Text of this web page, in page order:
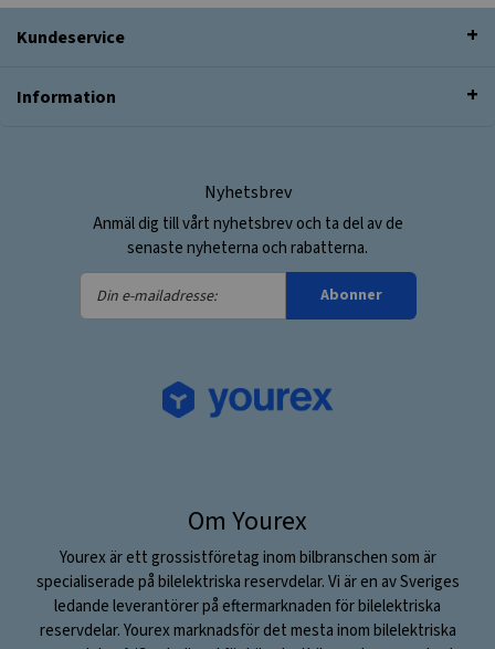
Kundeservice
Information
Nyhetsbrev
Anmäl dig till vårt nyhetsbrev och ta del av de
senaste nyheterna och rabatterna.
Din
e-
Abonner
Om Yourex
Yourex är ett grossistföretag inom bilbranschen som är
specialiserade på bilelektriska reservdelar. Vi är en av Sveriges
ledande leverantörer på eftermarknaden för bilelektriska
reservdelar. Yourex marknadsför det mesta inom bilelektriska